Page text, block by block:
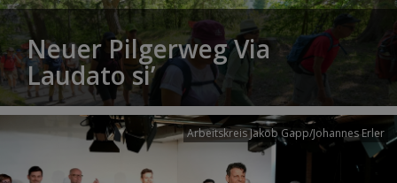
Neuer Pilgerweg Via
Laudato si’
Arbeitskreis Jakob Gapp/Johannes Erler